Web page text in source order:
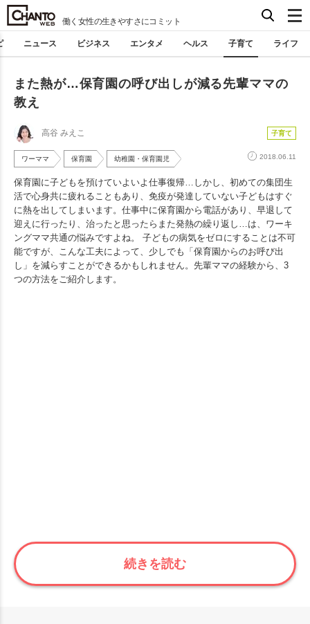
働く女性の生きやすさにコミット
ニュース ビジネス エンタメ ヘルス 子育て ライフ
また熱が…保育園の呼び出しが減る先輩ママの
教え
高谷 みえこ 子育て
ワーママ 保育園 幼稚園・保育園児 2018.06.11
保育園に子どもを預けていよいよ仕事復帰…しかし、初めての集団生
活で心身共に疲れることもあり、免疫が発達していない子どもはすぐ
に熱を出してしまいます。仕事中に保育園から電話があり、早退して
迎えに行ったり、治ったと思ったらまた発熱の繰り返し…は、ワーキ
ングママ共通の悩みですよね。 子どもの病気をゼロにすることは不可
能ですが、こんな工夫によって、少しでも「保育園からのお呼び出
し」を減らすことができるかもしれません。先輩ママの経験から、3
つの方法をご紹介します。
続きを読む